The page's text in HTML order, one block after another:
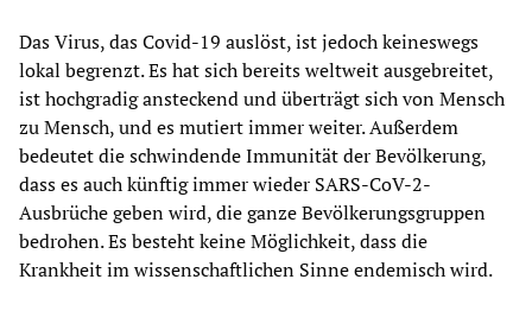
Das Virus, das Covid-19 auslöst, ist jedoch keineswegs
lokal begrenzt. Es hat sich bereits weltweit ausgebreitet,
ist hochgradig ansteckend und überträgt sich von Mensch
zu Mensch, und es mutiert immer weiter. Außerdem
bedeutet die schwindende Immunität der Bevölkerung,
dass es auch künftig immer wieder SARS-CoV-2-
Ausbrüche geben wird, die ganze Bevölkerungsgruppen
bedrohen. Es besteht keine Möglichkeit, dass die
Krankheit im wissenschaftlichen Sinne endemisch wird.